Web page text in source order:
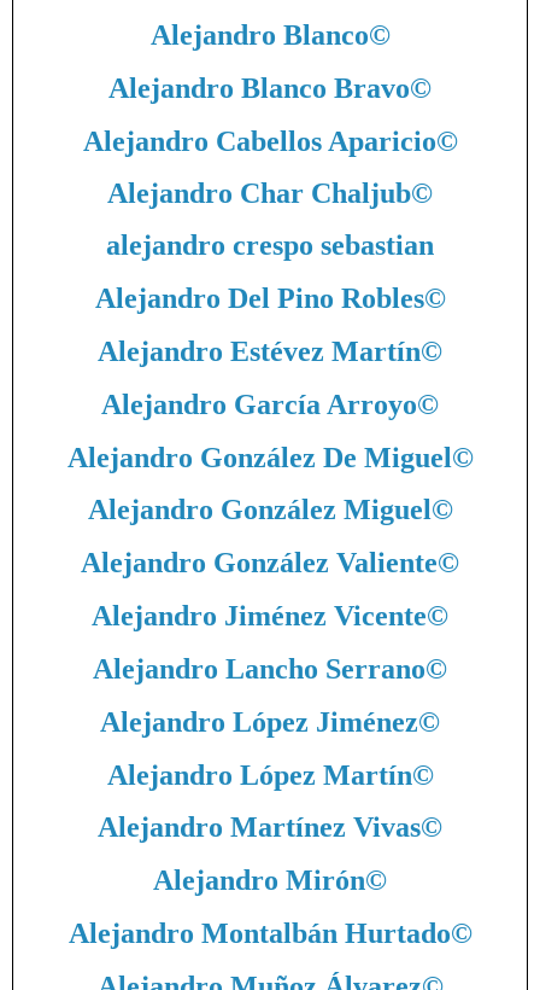
Alejandro Blanco©
Alejandro Blanco Bravo©
Alejandro Cabellos Aparicio©
Alejandro Char Chaljub©
alejandro crespo sebastian
Alejandro Del Pino Robles©
Alejandro Estévez Martín©
Alejandro García Arroyo©
Alejandro González De Miguel©
Alejandro González Miguel©
Alejandro González Valiente©
Alejandro Jiménez Vicente©
Alejandro Lancho Serrano©
Alejandro López Jiménez©
Alejandro López Martín©
Alejandro Martínez Vivas©
Alejandro Mirón©
Alejandro Montalbán Hurtado©